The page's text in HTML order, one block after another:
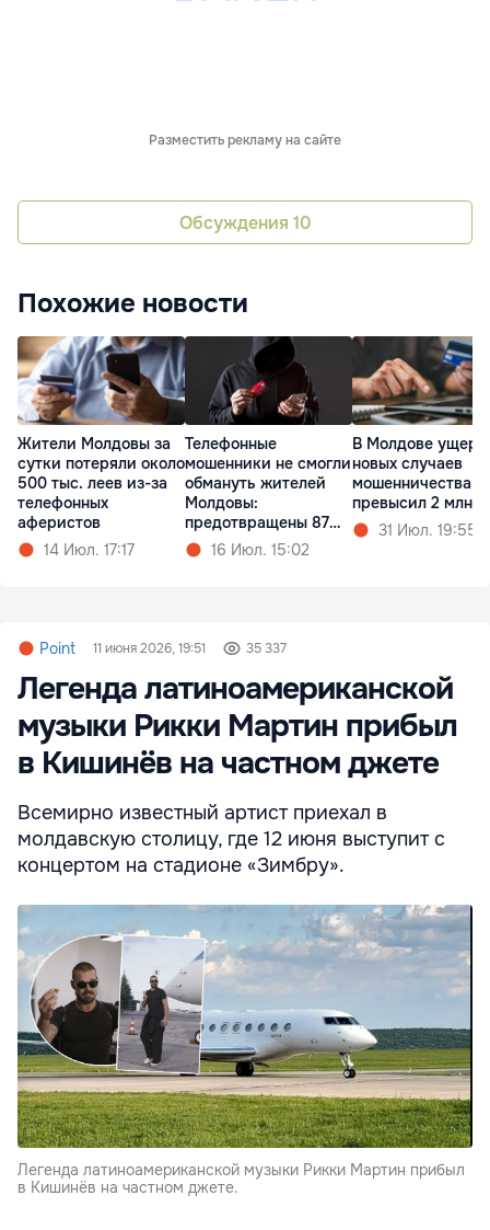
Разместить рекламу на сайте
Обсуждения 10
Похожие новости
Жители Молдовы за
сутки потеряли около
500 тыс. леев из-за
телефонных
аферистов
14 Июл. 17:17
Телефонные
мошенники не смогли
обмануть жителей
Молдовы:
предотвращены 87
попыток
16 Июл. 15:02
В Молдове ущерб
новых случаев
мошенничества
превысил 2 млн
31 Июл. 19:55
Point 11 июня 2026, 19:51 35 337
Легенда латиноамериканской
музыки Рикки Мартин прибыл
в Кишинёв на частном джете
Всемирно известный артист приехал в
молдавскую столицу, где 12 июня выступит с
концертом на стадионе «Зимбру».
Легенда латиноамериканской музыки Рикки Мартин прибыл
в Кишинёв на частном джете.